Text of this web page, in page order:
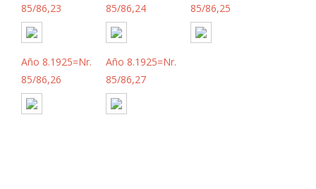
85/86,23
85/86,24
85/86,25
Año 8.1925=Nr.
85/86,26
Año 8.1925=Nr.
85/86,27